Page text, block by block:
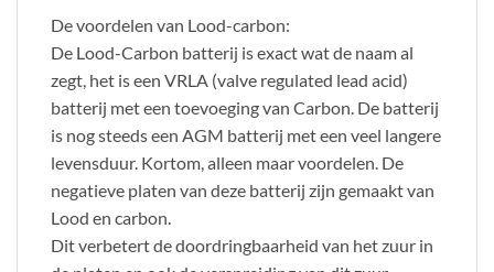
De voordelen van Lood-carbon:
De Lood-Carbon batterij is exact wat de naam al
zegt, het is een VRLA (valve regulated lead acid)
batterij met een toevoeging van Carbon. De batterij
is nog steeds een AGM batterij met een veel langere
levensduur. Kortom, alleen maar voordelen. De
negatieve platen van deze batterij zijn gemaakt van
Lood en carbon.
Dit verbetert de doordringbaarheid van het zuur in